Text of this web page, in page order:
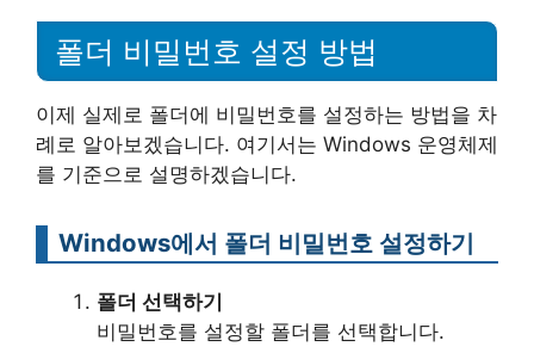
폴더 비밀번호 설정 방법
이제 실제로 폴더에 비밀번호를 설정하는 방법을 차
례로 알아보겠습니다. 여기서는 Windows 운영체제
를 기준으로 설명하겠습니다.
Windows에서 폴더 비밀번호 설정하기
폴더 선택하기
비밀번호를 설정할 폴더를 선택합니다.